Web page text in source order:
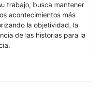
trabajo, busca mantener
acontecimientos más
la objetividad, la
de las historias para la